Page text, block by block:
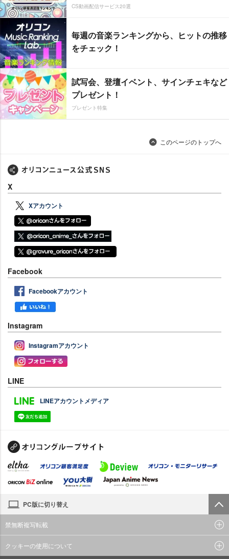
CS動画配信サービス20選
毎週の音楽ランキングから、ヒットの推移
をチェック！
試写会、登壇イベント、サインチェキなど
プレゼント！
プレゼント特集
このページのトップへ
X
Xアカウント
Facebook
Facebookアカウント
Instagram
Instagramアカウント
LINE
LINEアカウントメディア
PC版に切り替え
禁無断複写転載
クッキーの使用について